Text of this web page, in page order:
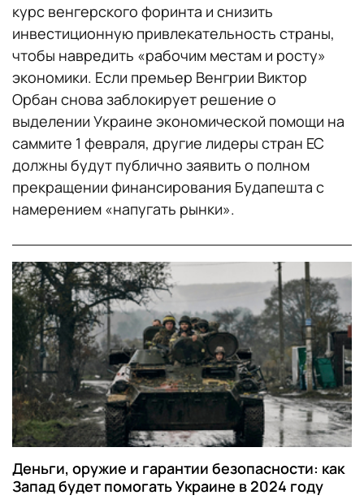
курс венгерского форинта и снизить
инвестиционную привлекательность страны,
чтобы навредить «рабочим местам и росту»
экономики. Если премьер Венгрии Виктор
Орбан снова заблокирует решение о
выделении Украине экономической помощи на
саммите 1 февраля, другие лидеры стран ЕС
должны будут публично заявить о полном
прекращении финансирования Будапешта с
намерением «напугать рынки».
Деньги, оружие и гарантии безопасности: как
Запад будет помогать Украине в 2024 году